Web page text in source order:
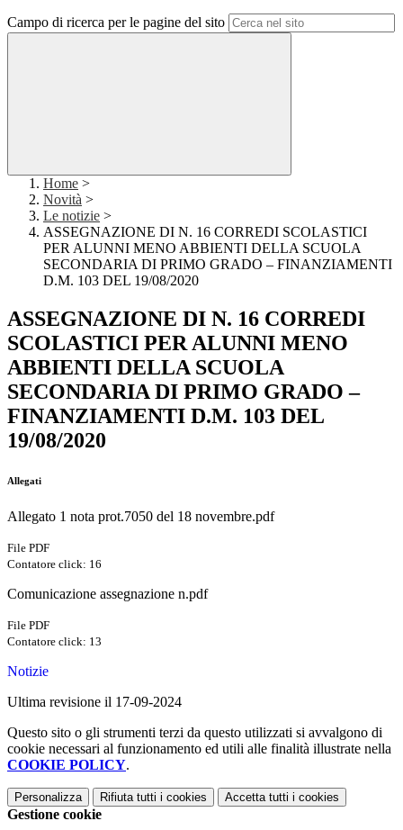
Campo di ricerca per le pagine del sito
Home >
Novità >
Le notizie >
ASSEGNAZIONE DI N. 16 CORREDI SCOLASTICI
PER ALUNNI MENO ABBIENTI DELLA SCUOLA
SECONDARIA DI PRIMO GRADO – FINANZIAMENTI
D.M. 103 DEL 19/08/2020
ASSEGNAZIONE DI N. 16 CORREDI
SCOLASTICI PER ALUNNI MENO
ABBIENTI DELLA SCUOLA
SECONDARIA DI PRIMO GRADO –
FINANZIAMENTI D.M. 103 DEL
19/08/2020
Allegati
Allegato 1 nota prot.7050 del 18 novembre.pdf
File PDF
Contatore click: 16
Comunicazione assegnazione n.pdf
File PDF
Contatore click: 13
Notizie
Ultima revisione il 17-09-2024
Questo sito o gli strumenti terzi da questo utilizzati si avvalgono di
cookie necessari al funzionamento ed utili alle finalità illustrate nella
COOKIE POLICY.
Personalizza Rifiuta tutti i cookies Accetta tutti i cookies
Gestione cookie